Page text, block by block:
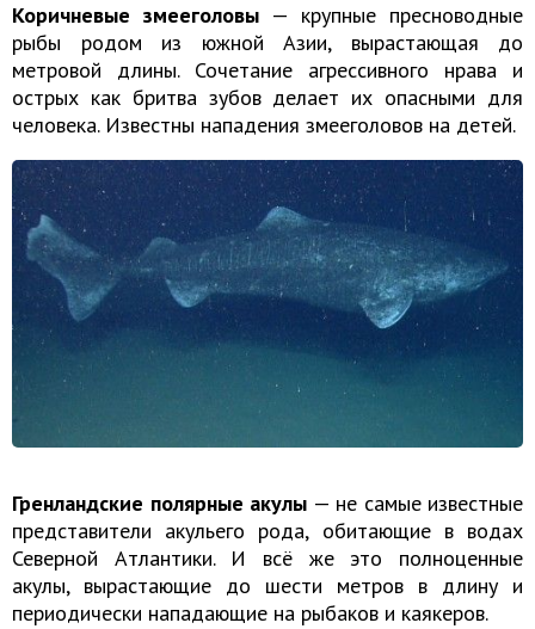
Коричневые змееголовы — крупные пресноводные
рыбы родом из южной Азии, вырастающая до
метровой длины. Сочетание агрессивного нрава и
острых как бритва зубов делает их опасными для
человека. Известны нападения змееголовов на детей.
Гренландские полярные акулы — не самые известные
представители акульего рода, обитающие в водах
Северной Атлантики. И всё же это полноценные
акулы, вырастающие до шести метров в длину и
периодически нападающие на рыбаков и каякеров.